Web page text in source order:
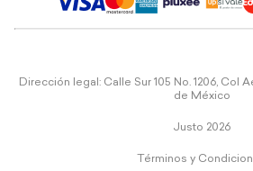
Dirección legal: Calle Sur 105 No. 1206, Col
de México
Justo 2026
Términos y